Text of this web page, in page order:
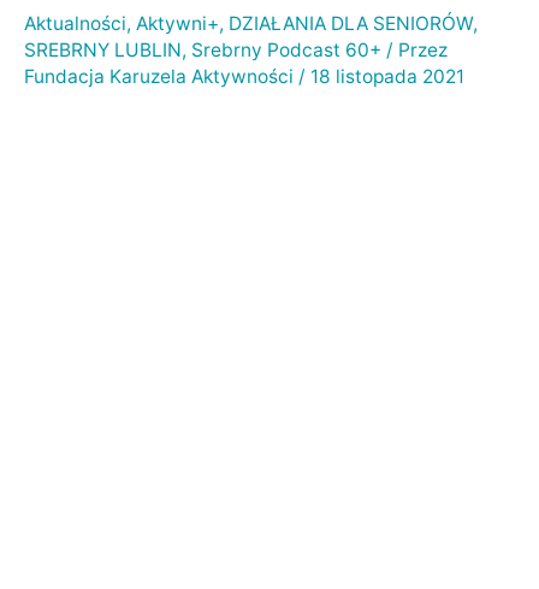
Aktualności, Aktywni+, DZIAŁANIA DLA SENIORÓW,
SREBRNY LUBLIN, Srebrny Podcast 60+ / Przez
Fundacja Karuzela Aktywności / 18 listopada 2021